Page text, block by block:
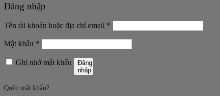
Đăng nhập
Tên tài khoản hoặc địa chỉ email *
buộc
Mật khẩu *
buộc
Ghi nhớ mật khẩu
Đăng
nhập
Quên mật khẩu?